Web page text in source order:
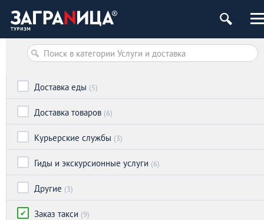
Доставка еды (5)
Доставка товаров (6)
Курьерские службы (3)
Гиды и экскурсионные услуги (6)
Другие (3)
Заказ такси (9)